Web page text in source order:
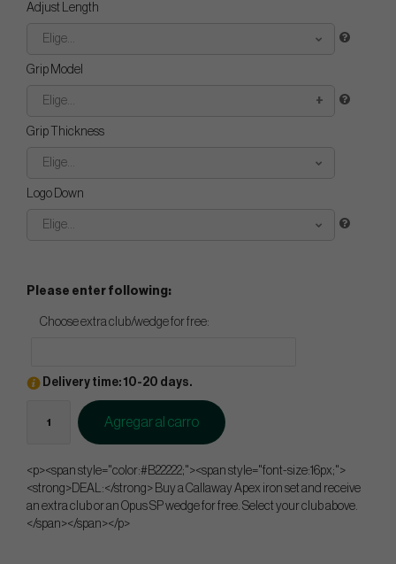
Adjust Length
Elige...
Grip Model
Elige...
Grip Thickness
Elige...
Logo Down
Elige...
Please enter following:
Choose extra club/wedge for free:
Delivery time: 10-20 days.
Agregar al carro
<p><span style="color:#B22222;"><span style="font-size:16px;">
<strong>DEAL:</strong> Buy a Callaway Apex iron set and receive
an extra club or an Opus SP wedge for free. Select your club above.
</span></span></p>